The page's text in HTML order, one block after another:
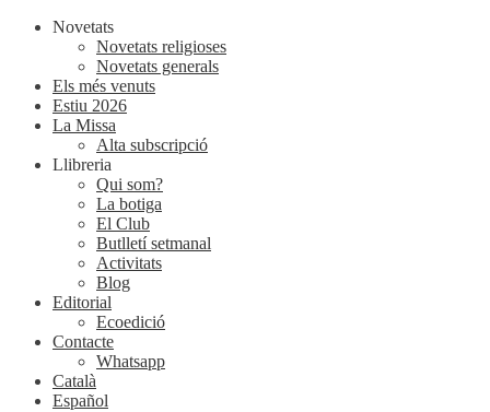
Novetats
Novetats religioses
Novetats generals
Els més venuts
Estiu 2026
La Missa
Alta subscripció
Llibreria
Qui som?
La botiga
El Club
Butlletí setmanal
Activitats
Blog
Editorial
Ecoedició
Contacte
Whatsapp
Català
Español